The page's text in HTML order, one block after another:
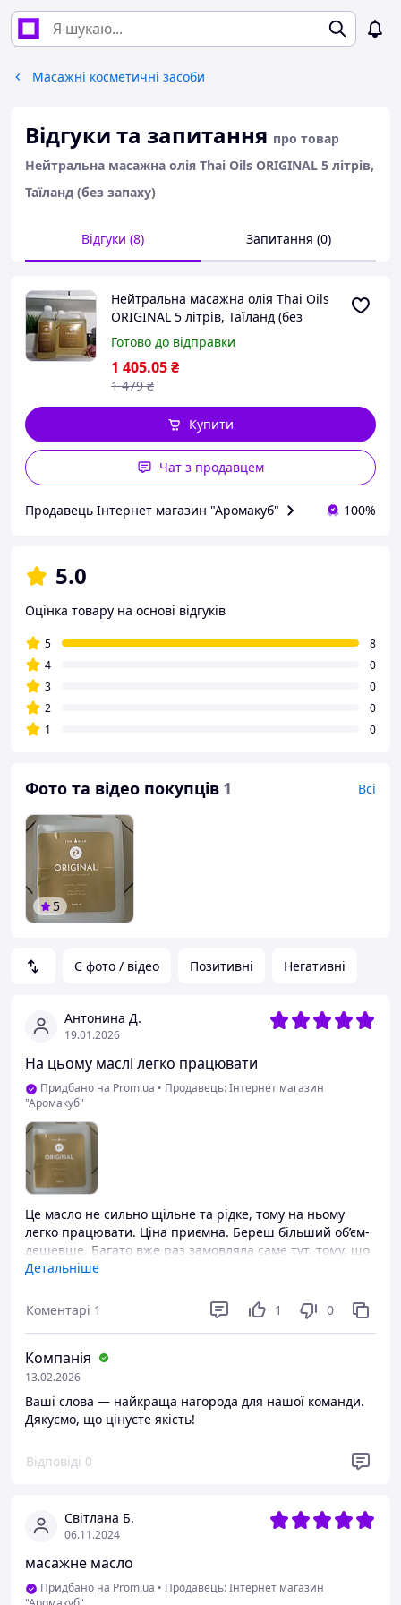
Масажні косметичні засоби
Відгуки та запитання про товар
Нейтральна масажна олія Thai Oils ORIGINAL 5 літрів,
Таїланд (без запаху)
Відгуки (8) Запитання (0)
Є фото / відео Позитивні Негативні
Антонина Д.
19.01.2026
На цьому маслі легко працювати
Придбано на Prom.ua • Продавець: Інтернет магазин
"Аромакуб"
Це масло не сильно щільне та рідке, тому на ньому
легко працювати. Ціна приємна. Береш більший об’єм-
дешевше. Багато вже раз замовляла саме тут, тому, що
крім якості масел є і інші переваги- відразу
доставку новою поштою. Завжди гарно пакують
Переваги
На цьому маслі комфортно працювати. Адекватні ціни.
Швидко відправляють
Недоліки
Не знайшла
Детальніше
Коментарі 1 1 0
Компанія
13.02.2026
Ваші слова — найкраща нагорода для нашої команди.
Дякуємо, що цінуєте якість!
Відповіді 0
Світлана Б.
06.11.2024
масажне масло
Придбано на Prom.ua • Продавець: Інтернет магазин
Нейтральна масажна олія Thai Oils
ORIGINAL 5 літрів, Таїланд (без
запаху)
Готово до відправки
1 405.05₴
1 479 ₴
Купити
Чат з продавцем
Продавець Інтернет магазин "Аромакуб" 100%
5.0
Оцінка товару на основі відгуків
5
8
4
0
3
0
2
0
1
0
Фото та відео покупців 1 Всі
5